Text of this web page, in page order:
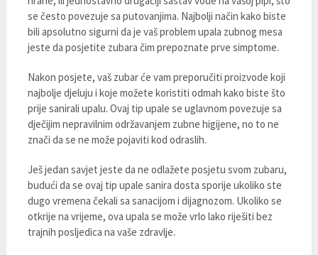
se često povezuje sa putovanjima. Najbolji način kako biste
bili apsolutno sigurni da je vaš problem upala zubnog mesa
jeste da posjetite zubara čim prepoznate prve simptome.
Nakon posjete, vaš zubar će vam preporučiti proizvode koji
najbolje djeluju i koje možete koristiti odmah kako biste što
prije sanirali upalu. Ovaj tip upale se uglavnom povezuje sa
dječijim nepravilnim održavanjem zubne higijene, no to ne
znači da se ne može pojaviti kod odraslih.
Ješ jedan savjet jeste da ne odlažete posjetu svom zubaru,
budući da se ovaj tip upale sanira dosta sporije ukoliko ste
dugo vremena čekali sa sanacijom i dijagnozom. Ukoliko se
otkrije na vrijeme, ova upala se može vrlo lako riješiti bez
trajnih posljedica na vaše zdravlje.